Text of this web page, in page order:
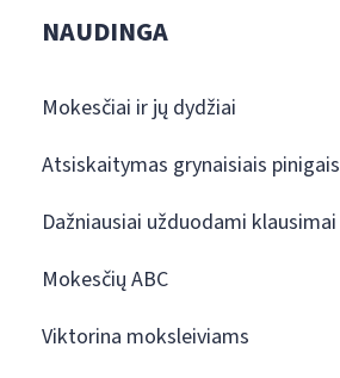
NAUDINGA
Mokesčiai ir jų dydžiai
Atsiskaitymas grynaisiais pinigais
Dažniausiai užduodami klausimai
Mokesčių ABC
Viktorina moksleiviams